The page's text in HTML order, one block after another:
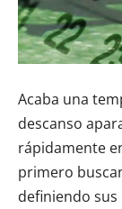
Acaba una
descanso
rápidamente
primero
definiendo